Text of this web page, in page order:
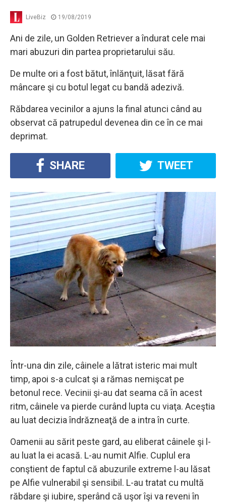
LiveBiz 19/08/2019
Ani de zile, un Golden Retriever a îndurat cele mai
mari abuzuri din partea proprietarului său.
De multe ori a fost bătut, înlănţuit, lăsat fără
mâncare şi cu botul legat cu bandă adezivă.
Răbdarea vecinilor a ajuns la final atunci când au
observat că patrupedul devenea din ce în ce mai
deprimat.
SHARE TWEET
Într-una din zile, câinele a lătrat isteric mai mult
timp, apoi s-a culcat şi a rămas nemişcat pe
betonul rece. Vecinii şi-au dat seama că în acest
ritm, câinele va pierde curând lupta cu viaţa. Aceştia
au luat decizia îndrăzneaţă de a intra în curte.
Oamenii au sărit peste gard, au eliberat câinele şi l-
au luat la ei acasă. L-au numit Alfie. Cuplul era
conştient de faptul că abuzurile extreme l-au lăsat
pe Alfie vulnerabil şi sensibil. L-au tratat cu multă
răbdare şi iubire, sperând că uşor îşi va reveni în